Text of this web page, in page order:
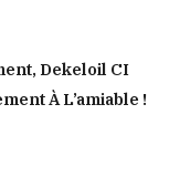
Dekeloil CI
À L’amiable !